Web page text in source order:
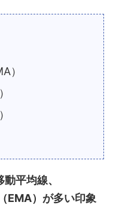
）
平均線、
EMA）が多い印象